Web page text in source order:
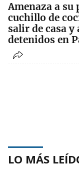
Amenaza a su
cuchillo de
salir de casa y
detenidos en
LO MÁS